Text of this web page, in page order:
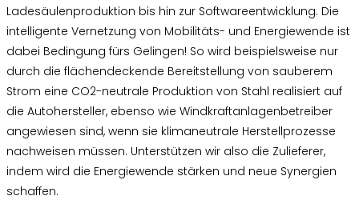
Ladesäulenproduktion bis hin zur Softwareentwicklung. Die
intelligente Vernetzung von Mobilitäts- und Energiewende ist
dabei Bedingung fürs Gelingen! So wird beispielsweise nur
durch die flächendeckende Bereitstellung von sauberem
Strom eine CO2-neutrale Produktion von Stahl realisiert auf
die Autohersteller, ebenso wie Windkraftanlagenbetreiber
angewiesen sind, wenn sie klimaneutrale Herstellprozesse
nachweisen müssen. Unterstützen wir also die Zulieferer,
indem wird die Energiewende stärken und neue Synergien
schaffen.